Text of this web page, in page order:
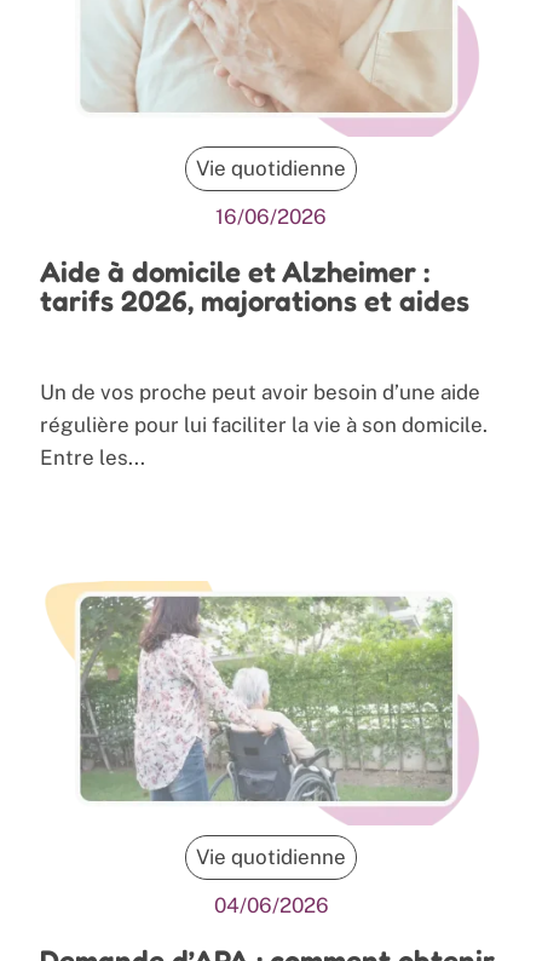
Vie quotidienne
16/06/2026
Aide à domicile et Alzheimer :
tarifs 2026, majorations et aides
Un de vos proche peut avoir besoin d’une aide
régulière pour lui faciliter la vie à son domicile.
Entre les...
Vie quotidienne
04/06/2026